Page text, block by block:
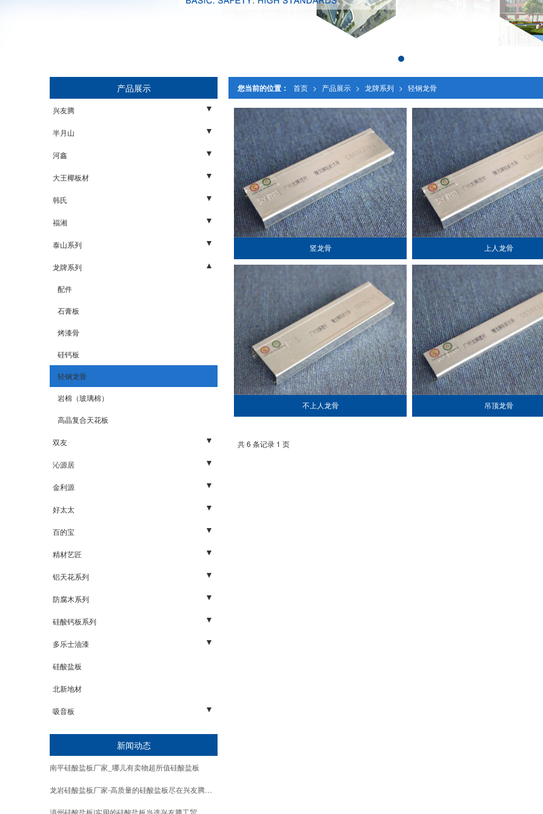
您当前的位置： 首页 > 产品展示 > 龙牌系列 > 轻钢龙骨
竖龙骨 上人龙骨
不上人龙骨 吊顶龙骨
共 6 条记录 1 页
产品展示
兴友腾
家具板
石膏板
轻钢龙骨
配件
半月山
木板
石膏板
轻钢龙骨
配件
河鑫
木板
石膏板
轻钢龙骨
配件
大王椰板材
五金
板材
韩氏
胶水
石膏板
生态板
胶合板
家具板
UV板材
装饰五金
细木工板
木饰面板
木线、封边条
福湘
阻燃板
福湘板材
泰山系列
矿棉板
石膏板
轻钢龙骨
龙牌系列
配件
石膏板
烤漆骨
硅钙板
轻钢龙骨
岩棉（玻璃棉）
高晶复合天花板
双友
五金
板材
沁源居
五金
板材
金利源
生态板系列
五金
基础板材
好太太
板材系列
百的宝
生态板
胶合板
装饰面板
细木工板
精材艺匠
生态板
人造板
石膏板系列
家居配件五金
铝天花系列
厨卫系列
吊顶系列
幕墙系列
防腐木系列
碳化木1
碳化木2
碳化木3
硅酸钙板系列
三明金宫
明源板业
多乐士油漆
地坪系列
外墙系列
内墙系列
硅酸盐板
北新地材
吸音板
玻纤吸音板
声学活动隔断
新闻动态
南平硅酸盐板厂家_哪儿有卖物超所值硅酸盐板
龙岩硅酸盐板厂家-高质量的硅酸盐板尽在兴友腾工贸
漳州硅酸盐板|实用的硅酸盐板当选兴友腾工贸